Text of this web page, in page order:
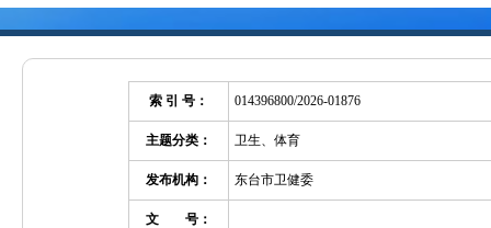
索 引 号： 014396800/2026-01876
主题分类： 卫生、体育
发布机构： 东台市卫健委
文 号：